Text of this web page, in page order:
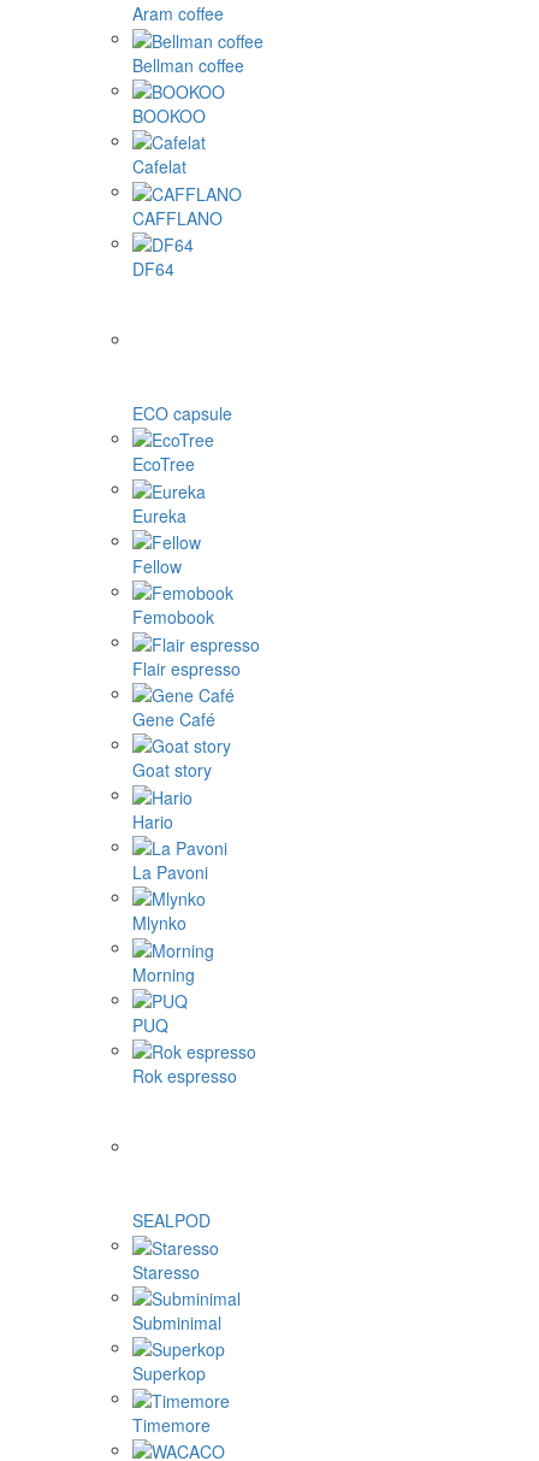
Aram coffee
Bellman coffee
BOOKOO
Cafelat
CAFFLANO
DF64
ECO capsule
EcoTree
Eureka
Fellow
Femobook
Flair espresso
Gene Café
Goat story
Hario
La Pavoni
Mlynko
Morning
PUQ
Rok espresso
SEALPOD
Staresso
Subminimal
Superkop
Timemore